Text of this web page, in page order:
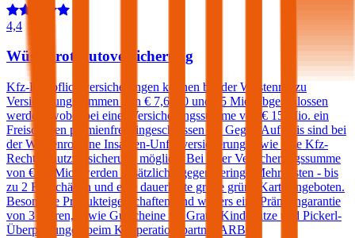
4,4
Wüstenrot Autoversicherung
Kfz-Haftpflichtversicherungen können bei der Wüstenrot zu
Versicherungssummen von € 7,6, 10 und 15 Mio. abgeschlossen
werden, wobei bei einer Versicherungssumme von € 15 Mio. ein
Freischaden prämienfrei eingeschlossen ist. Gegen Aufpreis sind bei
der Wüstenrot eine Insassen-Unfallversicherung sowie eine Kfz-
Rechtsschutzversicherung möglich. Bei einer Versicherungssumme
von € 15 Mio. werden zusätzlich - gegen geringe Mehrkosten - bis
zu 2 Freischäden und eine dauerhafte große grüne Karte angeboten.
Besondere Produkteigenschaften sind weiters eine Prämiengarantie
von 3 Jahren, sowie Gutscheine für Gratis-Kindersitze und Pickerl-
Überprüfungen beim Kooperationspartner ARBÖ.